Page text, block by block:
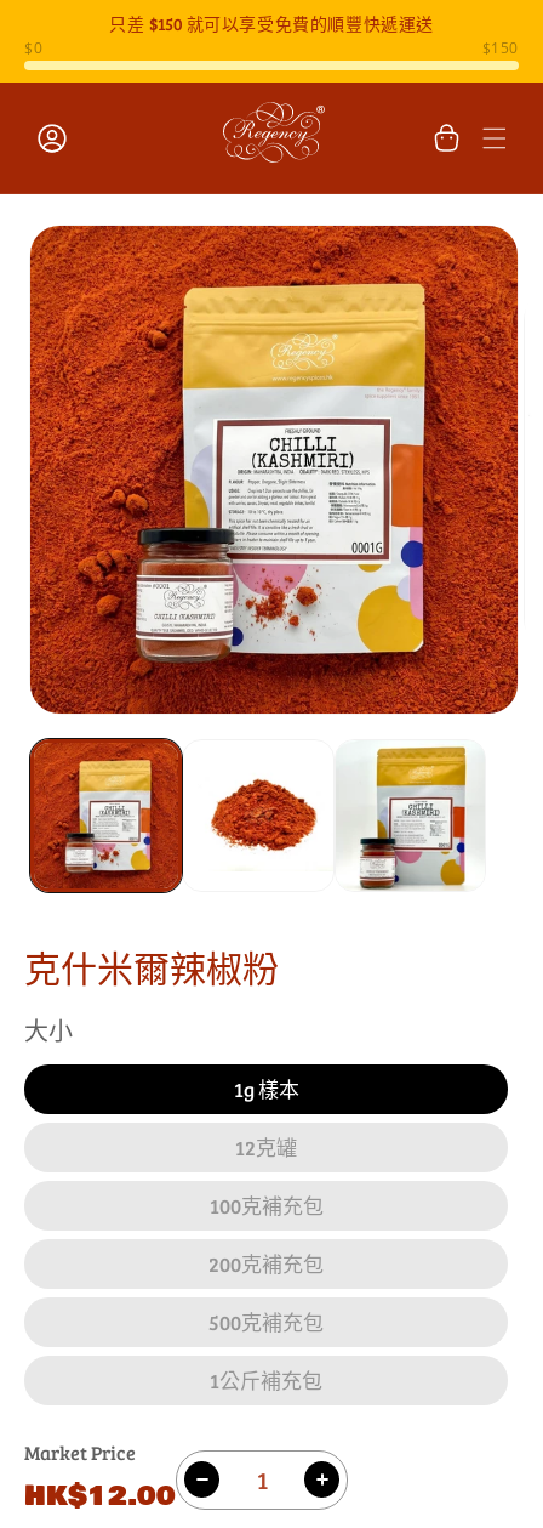
只差 $150就可以享受免費的順豐快遞運送
入
物
跳至產品
資訊
克什米爾辣椒粉
大小
1g 樣本
12克罐
100克補充包
200克補充包
500克補充包
1公斤補充包
Market Price
原
價
HK$12.00
數
量 減
增